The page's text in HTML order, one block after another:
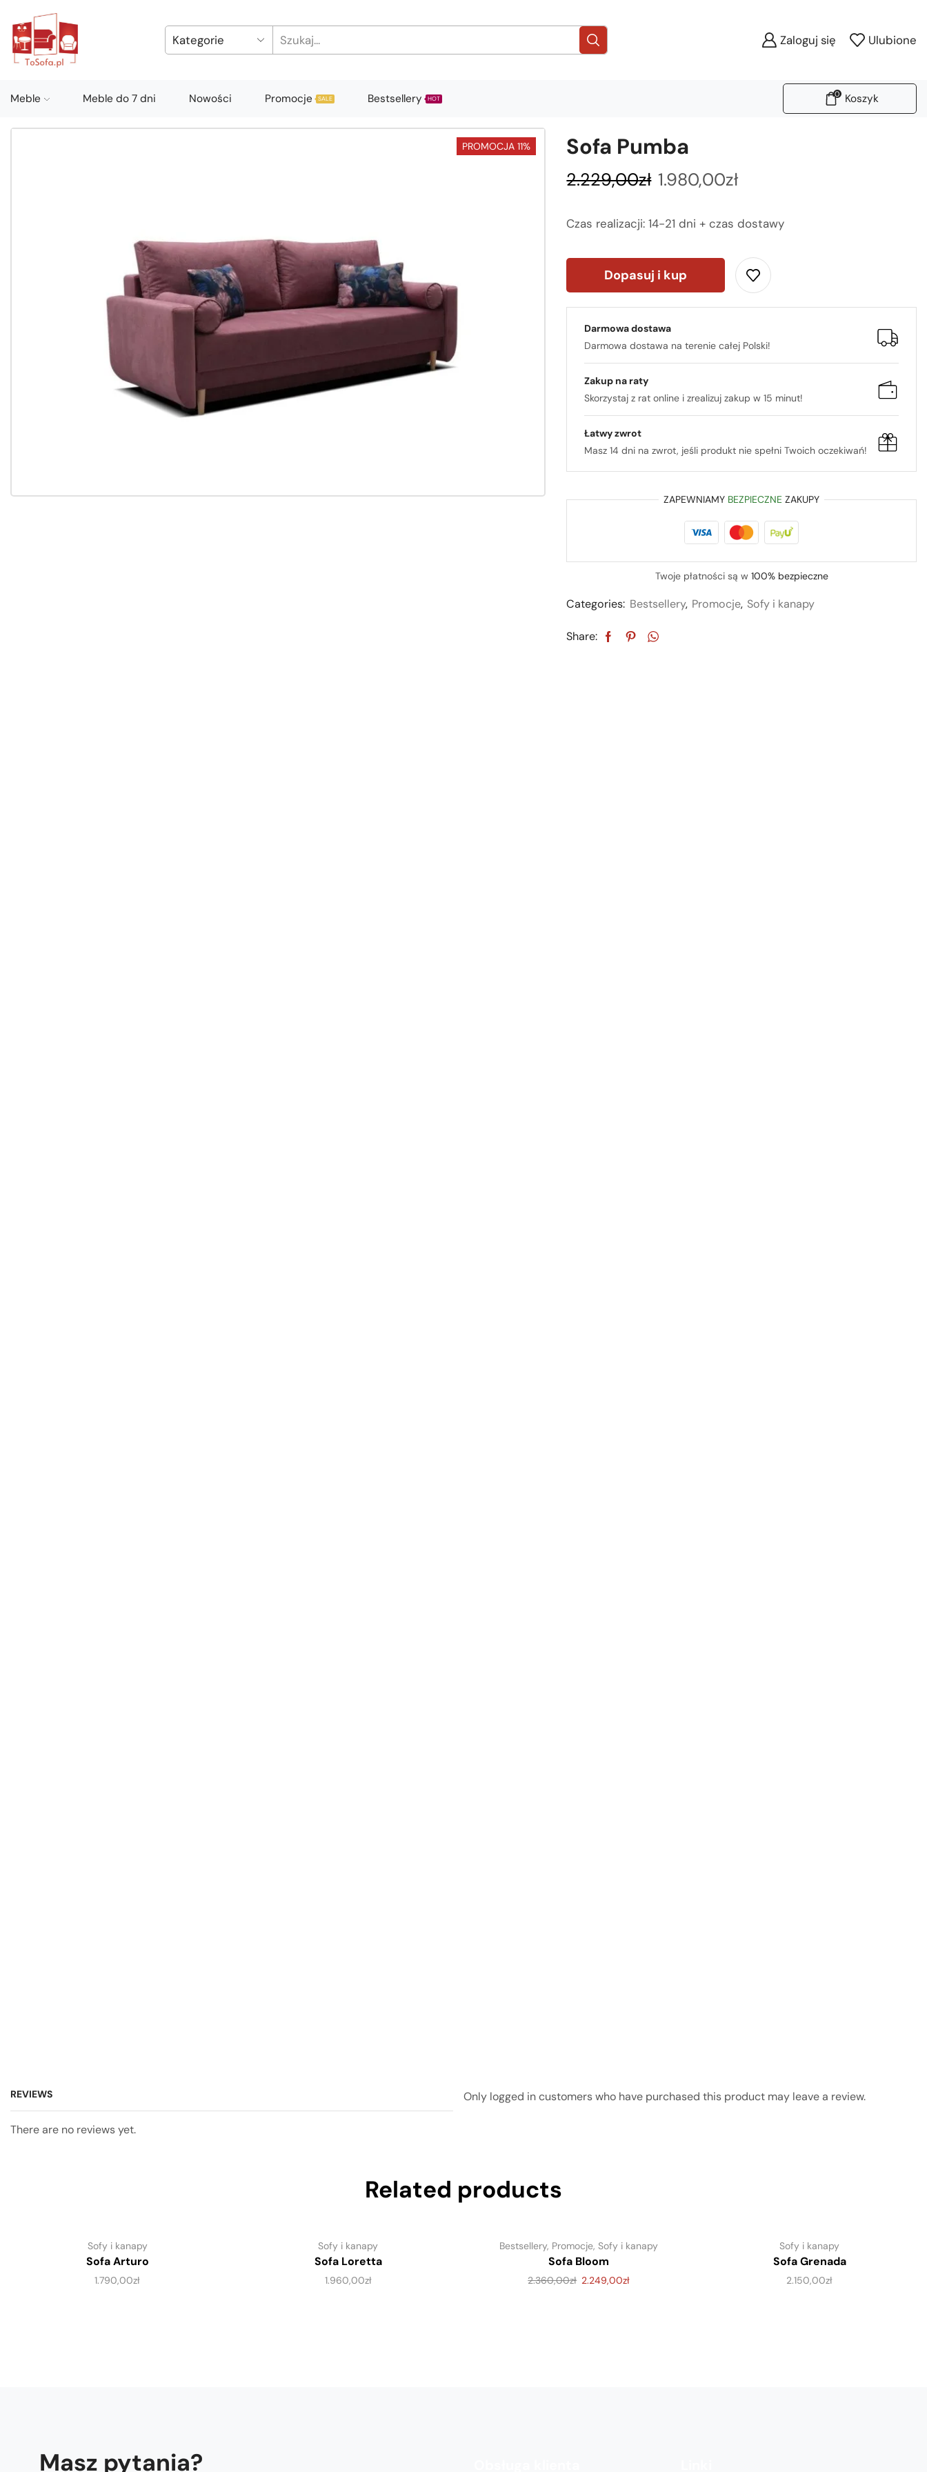
Zaloguj się Ulubione
Meble Meble do 7 dni Nowości Promocje SALE Bestsellery HOT
0 Koszyk
PROMOCJA 11% Sofa Pumba
2.229,00zł 1.980,00zł
Czas realizacji: 14-21 dni + czas dostawy
Dopasuj i kup
Darmowa dostawa
Darmowa dostawa na terenie całej Polski!
Zakup na raty
Skorzystaj z rat online i zrealizuj zakup w 15 minut!
Łatwy zwrot
Masz 14 dni na zwrot, jeśli produkt nie spełni Twoich oczekiwań!
ZAPEWNIAMY BEZPIECZNE ZAKUPY
Twoje płatności są w 100% bezpieczne
Categories: Bestsellery, Promocje, Sofy i kanapy
Share:
REVIEWS
There are no reviews yet.
Only logged in customers who have purchased this product may leave a review.
Related products
Sofy i kanapy
Sofa Arturo
1.790,00zł
Sofy i kanapy
Sofa Loretta
1.960,00zł
Bestsellery, Promocje,Sofy i kanapy
Sofa Bloom
2.360,00zł 2.249,00zł
Sofy i kanapy
Sofa Grenada
2.150,00zł
Masz pytania?